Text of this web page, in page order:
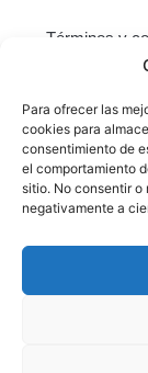
Para ofrecer las
cookies para
consentimiento de
el comportamiento
sitio. No consentir
negativamente a
Términos y
CONTACTO
C/ José
+34 913 567
+34 677 809